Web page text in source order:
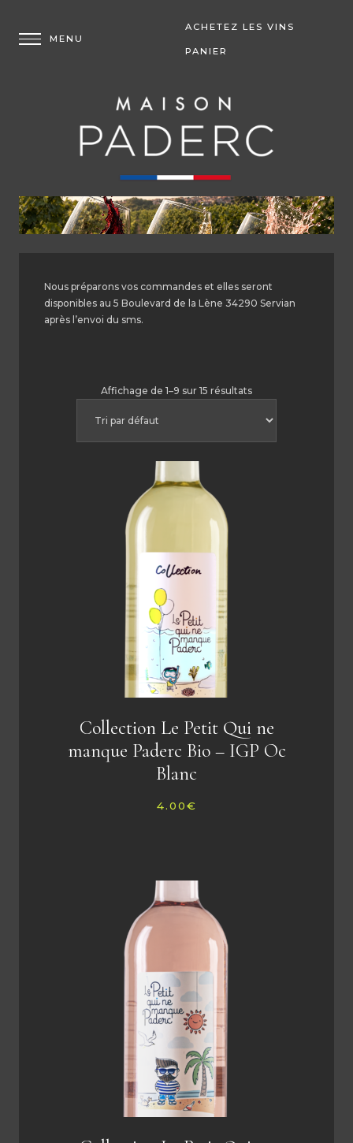
ACHETEZ LES VINS
PANIER
Nous préparons vos commandes et elles seront
disponibles au 5 Boulevard de la Lène 34290 Servian
après l’envoi du sms.
Affichage de 1–9 sur 15 résultats
Collection Le Petit Qui ne
manque Paderc Bio – IGP Oc
Blanc
4.00€